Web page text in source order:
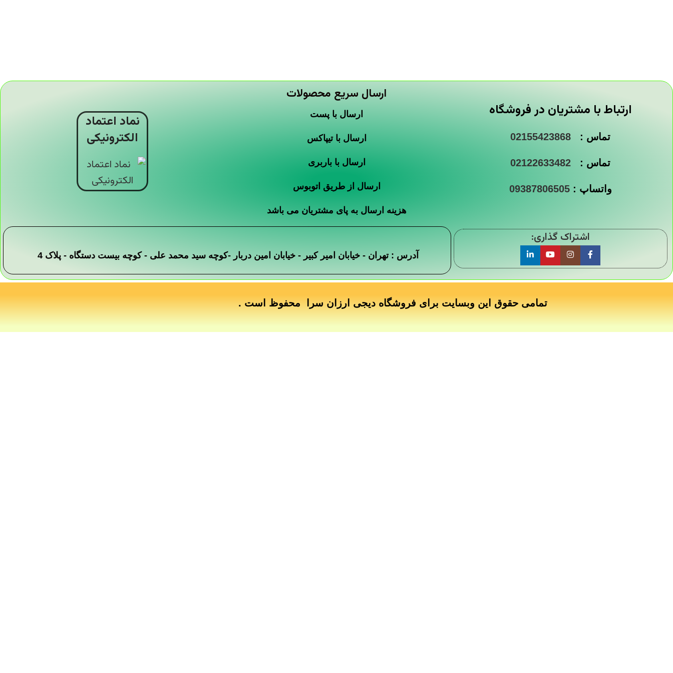
ارتباط با مشتریان در فروشگاه
تماس : 02155423868
تماس : 02122633482
واتساپ :09387806505
ارسال سریع محصولات
ارسال با پست
ارسال با تیپاکس
ارسال با باربری
ارسال از طریق اتوبوس
هزینه ارسال به پای مشتریان می باشد
نماد اعتماد
الکترونیکی
اشتراک گذاری:
آدرس : تهران - خیابان امیر کبیر - خیابان امین دربار -کوچه سید محمد علی - کوچه بیست دستگاه - پلاک 4
تمامی حقوق این وبسایت برای فروشگاه دیجی ارزان سرا محفوظ است .